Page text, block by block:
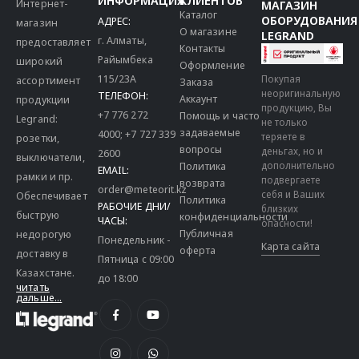
магазин
предоставляет
широкий
ассортимент
продукции
Legrand:
розетки,
выключатели,
рамки и пр.
Обеспечивает
быструю
недорогую
доставку в
Казахстане.
читать
дальше...
АДРЕС:
г. Алматы,
Райымбека
115/23A
ТЕЛЕФОН:
+7 776 272
4000;+7 727 339
2600
EMAIL:
order@meteorit.kz
РАБОЧИЕ ДНИ/
ЧАСЫ:
Понедельник -
Пятница с 09:00
до 18:00
Каталог
О магазине
Контакты
Оформление
Заказа
Аккаунт
Помощь и часто
задаваемые
вопросы
Политика
возврата
Политика
конфиденциальности
Публичная
оферта
ОБОРУДОВАНИЯ
LEGRAND
Покупая
неоригинальную
продукцию, Вы
не только
теряете в
деньгах, но и
дополнительно
подвергаете
себя и Ваших
близких
опасности!
Карта сайта